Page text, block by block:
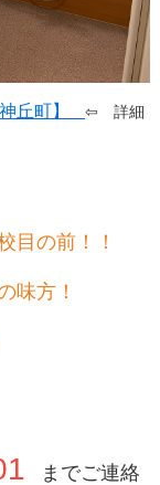
丘町】
⇦ 詳細
目の前！！
味方！
までご連絡